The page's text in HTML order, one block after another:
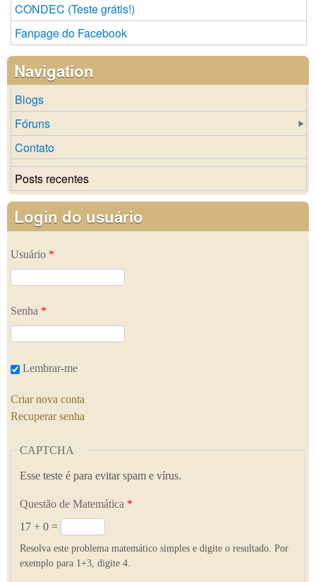
CONDEC (Teste grátis!)
Fanpage do Facebook
Navigation
Blogs
Fóruns
Contato
Posts recentes
Login do usuário
Usuário *
Senha *
Lembrar-me
Criar nova conta
Recuperar senha
CAPTCHA
Esse teste é para evitar spam e vírus.
Questão de Matemática *
17 + 0 =
Resolva este problema matemático simples e digite o resultado. Por
exemplo para 1+3, digite 4.